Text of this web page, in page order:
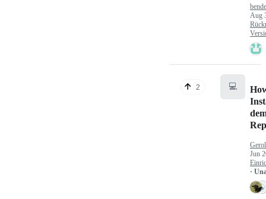
Aug
2 💻
Jun
·